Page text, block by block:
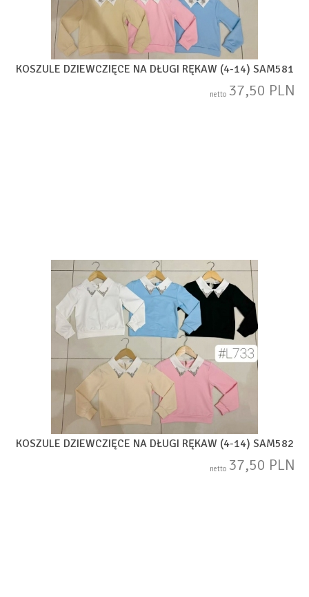
KOSZULE DZIEWCZIĘCE NA DŁUGI RĘKAW (4-14) SAM581
netto 37,50 PLN
KOSZULE DZIEWCZIĘCE NA DŁUGI RĘKAW (4-14) SAM582
netto 37,50 PLN